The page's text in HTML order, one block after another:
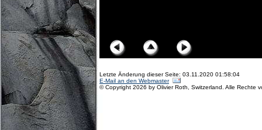
Letzte Änderung dieser Seite: 03.11.2020 01:58:04
E-Mail an den Webmaster
© Copyright 2026 by Olivier Roth, Switzerland. Alle Rechte